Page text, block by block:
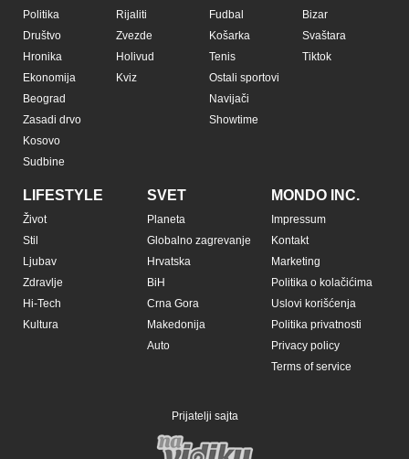
Pratite nas na:
Copyright © Espreso.co.rs 2026. Sva prava zadržana. Mondo inc.